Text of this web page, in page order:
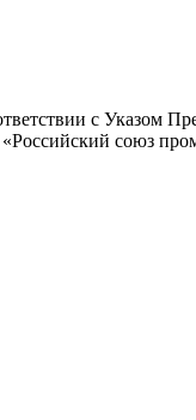
с Указом
«Российский союз